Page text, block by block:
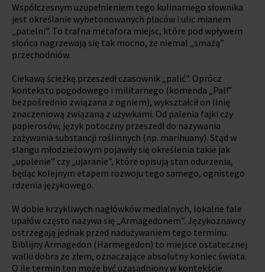
Współczesnym uzupełnieniem tego kulinarnego słownika
jest określanie wybetonowanych placów i ulic mianem
„patelni”. To trafna metafora miejsc, które pod wpływem
słońca nagrzewają się tak mocno, że niemal „smażą”
przechodniów.
Ciekawą ścieżkę przeszedł czasownik „palić”. Oprócz
kontekstu pogodowego i militarnego (komenda „Pal!”
bezpośrednio związana z ogniem), wykształcił on linię
znaczeniową związaną z używkami. Od palenia fajki czy
papierosów, język potoczny przeszedł do nazywania
zażywania substancji roślinnych (np. marihuany). Stąd w
slangu młodzieżowym pojawiły się określenia takie jak
„upalenie” czy „ujaranie”, które opisują stan odurzenia,
będąc kolejnym etapem rozwoju tego samego, ognistego
rdzenia językowego.
W dobie krzykliwych nagłówków medialnych, lokalne fale
upałów często nazywa się „Armagedonem”. Językoznawcy
ostrzegają jednak przed nadużywaniem tego terminu.
Biblijny Armagedon (Harmegedon) to miejsce ostatecznej
walki dobra ze złem, oznaczające absolutny koniec świata.
O ile termin ten może być uzasadniony w kontekście